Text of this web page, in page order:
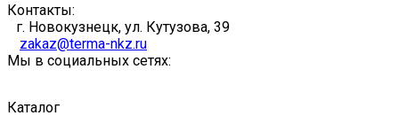
Контакты:
г. Новокузнецк, ул. Кутузова, 39
zakaz@terma-nkz.ru
Мы в социальных сетях:
Каталог